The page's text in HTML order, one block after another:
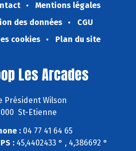
Mentions légales
des données
CGU
cookies
Plan du site
Les Arcades
Président Wilson
St-Etienne
:04 77 41 64 65
:45,4402433 ° , 4,386692 °